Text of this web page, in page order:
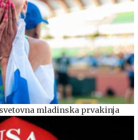
mladinska prvakinja